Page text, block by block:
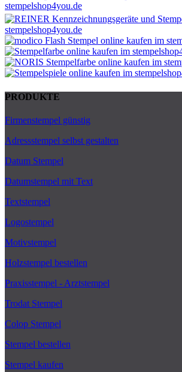
PRODUKTE
Firmenstempel günstig
Adressstempel selbst gestalten
Datum Stempel
Datumstempel mit Text
Textstempel
Logostempel
Motivstempel
Holzstempel bestellen
Praxisstempel - Arztstempel
Trodat Stempel
Colop Stempel
Stempel bestellen
Stempel kaufen